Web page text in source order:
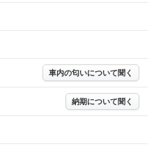
車内の匂いについて聞く
納期について聞く